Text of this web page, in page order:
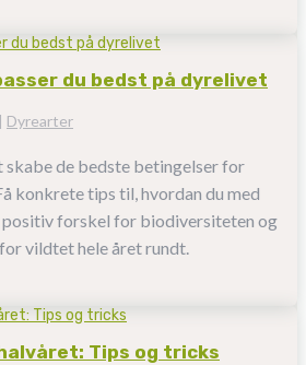
du bedst på dyrelivet
| Dyrearter
de bedste betingelser for
konkrete tips til, hvordan du med
positiv forskel for biodiversiteten og
vildtet hele året rundt.
Tips og tricks